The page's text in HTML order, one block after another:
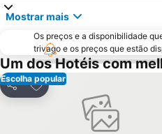
Mostrar mais
Os preços e a disponibilidade
trivago e os preços que estão
Um dos Hotéis com
Escolha popular
Partilhar
Adicionar aos favoritos